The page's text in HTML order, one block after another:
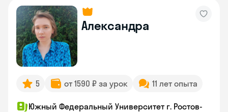
Александра
5 от 1590 ₽ за урок 11 лет опыта
Южный Федеральный Университет г. Ростов-